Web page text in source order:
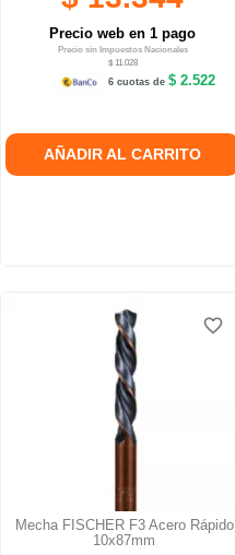
Precio web en 1 pago
Precio sin Impuestos Nacionales
$ 11.028
6 cuotas de $ 2.522
AÑADIR AL CARRITO
Mecha FISCHER F3 Acero Rápido
10x87mm
favorite_border
favorite_border